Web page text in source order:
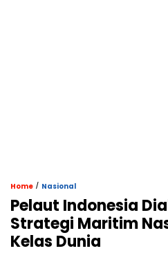
Home / Nasional
Pelaut Indonesia
Strategi Maritim
Kelas Dunia